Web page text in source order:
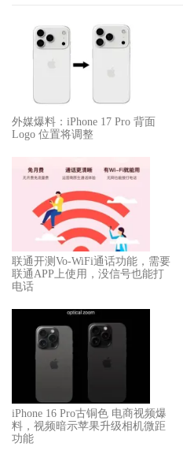
外媒爆料：​​iPhone 17 Pro 背面
Logo 位置将调整​​
联通开测Vo-WiFi通话功能，需要
联通APP上使用，没信号也能打
电话
iPhone 16 Pro古铜色 电商视频爆
料，视频暗示苹果升级相机微距
功能